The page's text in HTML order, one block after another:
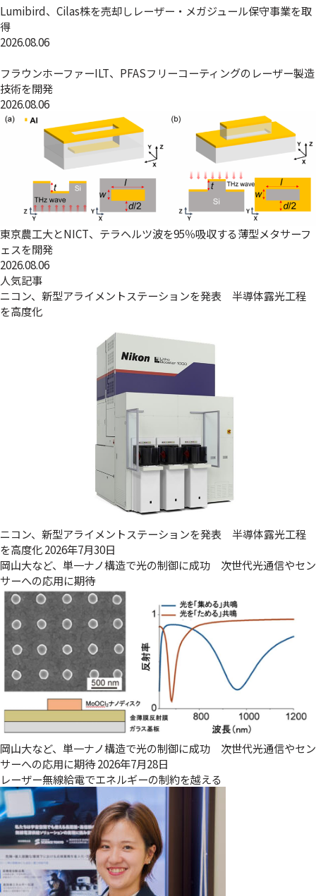
Lumibird、Cilas株を売却しレーザー・メガジュール保守事業を取
得
2026.08.06
フラウンホーファーILT、PFASフリーコーティングのレーザー製造
技術を開発
2026.08.06
東京農工大とNICT、テラヘルツ波を95％吸収する薄型メタサーフ
ェスを開発
2026.08.06
人気記事
ニコン、新型アライメントステーションを発表 半導体露光工程
を高度化
ニコン、新型アライメントステーションを発表 半導体露光工程
を高度化2026年7月30日
岡山大など、単一ナノ構造で光の制御に成功 次世代光通信やセン
サーへの応用に期待
岡山大など、単一ナノ構造で光の制御に成功 次世代光通信やセン
サーへの応用に期待2026年7月28日
レーザー無線給電でエネルギーの制約を越える